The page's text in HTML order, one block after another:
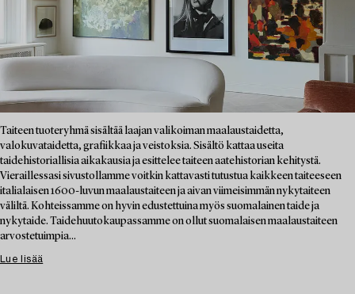
Taiteen tuoteryhmä sisältää laajan valikoiman maalaustaidetta,
valokuvataidetta, grafiikkaa ja veistoksia. Sisältö kattaa useita
taidehistoriallisia aikakausia ja esittelee taiteen aatehistorian kehitystä.
Vieraillessasi sivustollamme voitkin kattavasti tutustua kaikkeen taiteeseen
italialaisen 1600-luvun maalaustaiteen ja aivan viimeisimmän nykytaiteen
väliltä. Kohteissamme on hyvin edustettuina myös suomalainen taide ja
nykytaide. Taidehuutokaupassamme on ollut suomalaisen maalaustaiteen
arvostetuimpia...
Lue lisää